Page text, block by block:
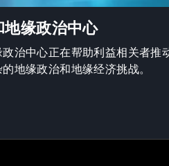
地缘政治中心
治中心正在帮助利益相关者推
地缘政治和地缘经济挑战。